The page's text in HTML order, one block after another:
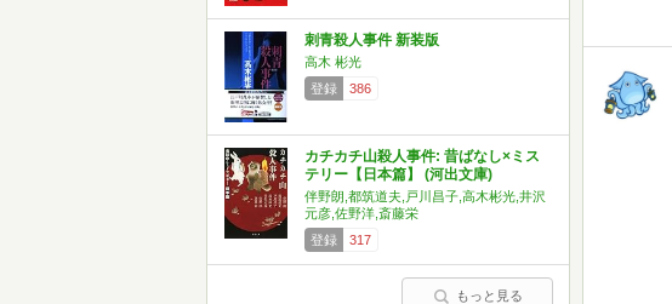
刺青殺人事件 新装版
高木 彬光
登録
386
カチカチ山殺人事件: 昔ばなし×ミス
テリー【日本篇】 (河出文庫)
伴野朗,都筑道夫,戸川昌子,高木彬光,井沢
元彦,佐野洋,斎藤栄
登録
317
もっと見る